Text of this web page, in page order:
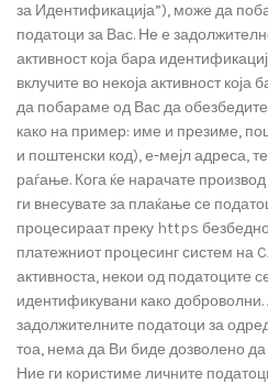
за Идентификација”), може да
податоци за Вас. Не е
активност која бара
вклучите во некоја активност
да побараме од Вас да
како на пример: име и презиме,
и поштенски код), е-мејл адреса,
раѓање. Кога ќе нарачате
ги внесувате за плаќање се
процесираат преку https
платежниот процесинг систем на
активноста, некои од податоците
идентификувани како
задолжителните податоци за
тоа, нема да Ви биде дозволено да
Ние ги користиме личните